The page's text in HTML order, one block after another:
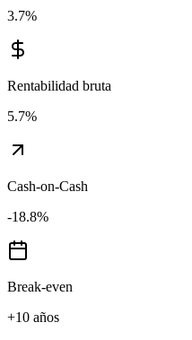
3.7%
Rentabilidad bruta
5.7%
Cash-on-Cash
-18.8%
Break-even
+10 años